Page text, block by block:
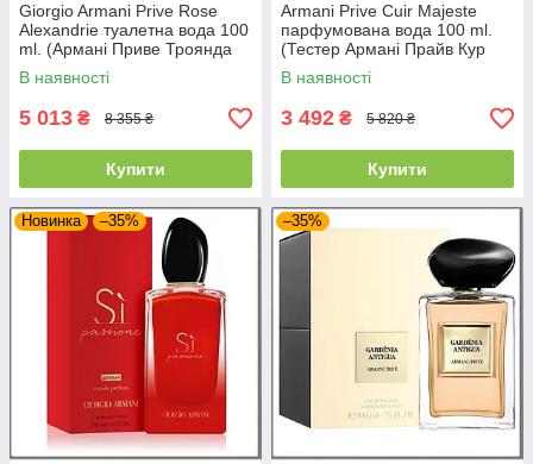
Giorgio Armani Prive Rose
Alexandrie туалетна вода 100
ml. (Армані Приве Троянда
Олександрії)
В наявності
5 013 ₴ 8 355 ₴
Купити
Armani Prive Cuir Majeste
парфумована вода 100 ml.
(Тестер Армані Прайв Кур
Мережив)
В наявності
3 492 ₴ 5 820 ₴
Купити
Новинка –35% –35%